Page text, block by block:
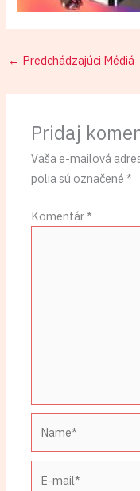
← Predchádzajúci Médiá
Pridaj
Vaša e-mailová
polia sú označené*
Komentár*